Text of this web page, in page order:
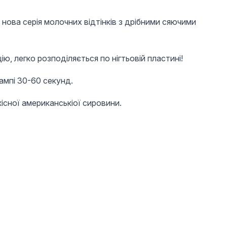
100 UAH 100 UAH
серія молочних відтінків з дрібними сяючими
легко розподіляється по нігтьовій пластині!
30-60 секунд.
американськіої сировини.